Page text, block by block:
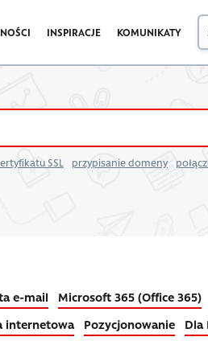
INSPIRACJE KOMUNIKATY
SSL przypisanie domeny
e-mail
Microsoft 365 (Office 365)
internetowa Pozycjonowanie Dla